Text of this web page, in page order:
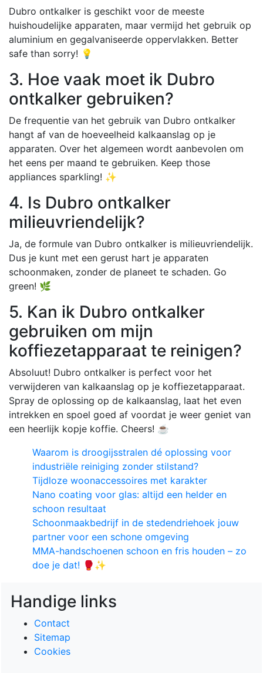
Dubro ontkalker is geschikt voor de meeste
huishoudelijke apparaten, maar vermijd het gebruik op
aluminium en gegalvaniseerde oppervlakken. Better
safe than sorry! 💡
3. Hoe vaak moet ik Dubro
ontkalker gebruiken?
De frequentie van het gebruik van Dubro ontkalker
hangt af van de hoeveelheid kalkaanslag op je
apparaten. Over het algemeen wordt aanbevolen om
het eens per maand te gebruiken. Keep those
appliances sparkling! ✨
4. Is Dubro ontkalker
milieuvriendelijk?
Ja, de formule van Dubro ontkalker is milieuvriendelijk.
Dus je kunt met een gerust hart je apparaten
schoonmaken, zonder de planeet te schaden. Go
green! 🌿
5. Kan ik Dubro ontkalker
gebruiken om mijn
koffiezetapparaat te reinigen?
Absoluut! Dubro ontkalker is perfect voor het
verwijderen van kalkaanslag op je koffiezetapparaat.
Spray de oplossing op de kalkaanslag, laat het even
intrekken en spoel goed af voordat je weer geniet van
een heerlijk kopje koffie. Cheers! ☕
Waarom is droogijsstralen dé oplossing voor
industriële reiniging zonder stilstand?
Tijdloze woonaccessoires met karakter
Nano coating voor glas: altijd een helder en
schoon resultaat
Schoonmaakbedrijf in de stedendriehoek jouw
partner voor een schone omgeving
MMA-handschoenen schoon en fris houden – zo
doe je dat! 🥊✨
Handige links
Contact
Sitemap
Cookies